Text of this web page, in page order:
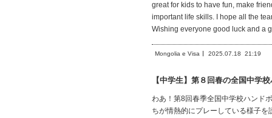
great for kids to have fun, make
important life skills. I hope all the
Wishing everyone good luck and a
Mongolia e Visa 2025.07.18 21:19
【中学生】第８回春の全国中学
わあ！第8回春季全国中学校ハンド
ちが情熱的にプレーしている様子